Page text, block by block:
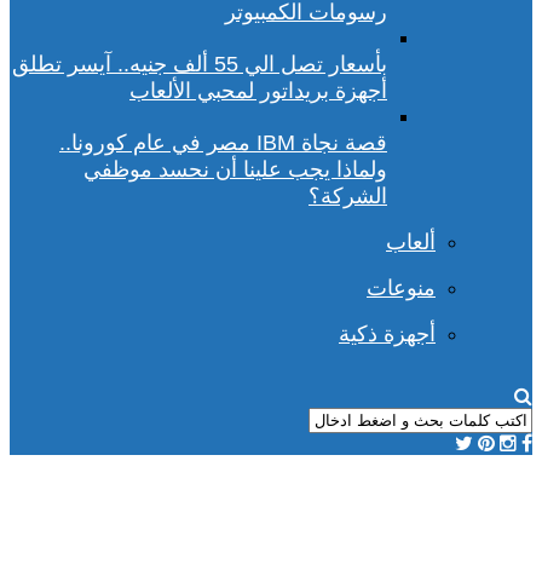
رسومات الكمبيوتر
بأسعار تصل الي 55 ألف جنيه.. آيسر تطلق
أجهزة بريداتور لمحبي الألعاب
قصة نجاة IBM مصر في عام كورونا..
ولماذا يجب علينا أن نحسد موظفي
الشركة؟
ألعاب
منوعات
أجهزة ذكية